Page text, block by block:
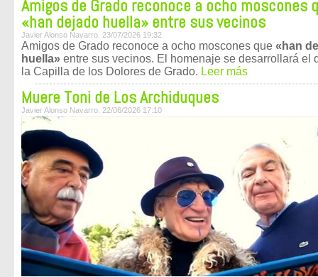
Amigos de Grado reconoce a ocho moscones
«han dejado huella» entre sus vecinos
Javier Alonso Navarro. 23/07/2026 19:32
Amigos de Grado reconoce a ocho moscones que «han
huella» entre sus vecinos. El homenaje se desarrollará el
la Capilla de los Dolores de Grado. Leer más
Muere Toni de Los Archiduques
Javier Alonso Navarro. 22/06/2026 17:10